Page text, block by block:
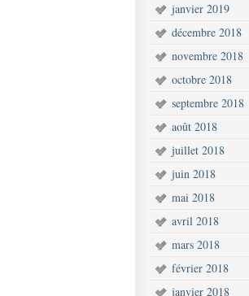
janvier 2019
décembre 2018
novembre 2018
octobre 2018
septembre 2018
août 2018
juillet 2018
juin 2018
mai 2018
avril 2018
mars 2018
février 2018
janvier 2018